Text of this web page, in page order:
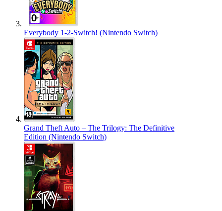
Everybody 1-2-Switch! (Nintendo Switch)
Grand Theft Auto – The Trilogy: The Definitive
Edition (Nintendo Switch)